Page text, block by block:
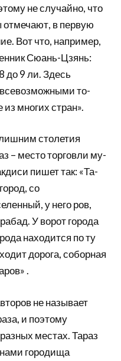
не случайно, что
отмечают, в первую
Вот что, например,
Сюань-Цзянь:
до 9 ли. Здесь
то-
многих стран».
столетия
– место торговли му­
пишет так: «Та­
со
у него ров,
У ворот города
находится по ту
дорога, соборная
.
не называет
и поэтому
местах. Тараз
городища